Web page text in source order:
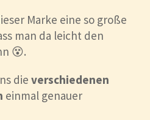
Marke eine so große
man da leicht den
😵.
die verschiedenen
einmal genauer